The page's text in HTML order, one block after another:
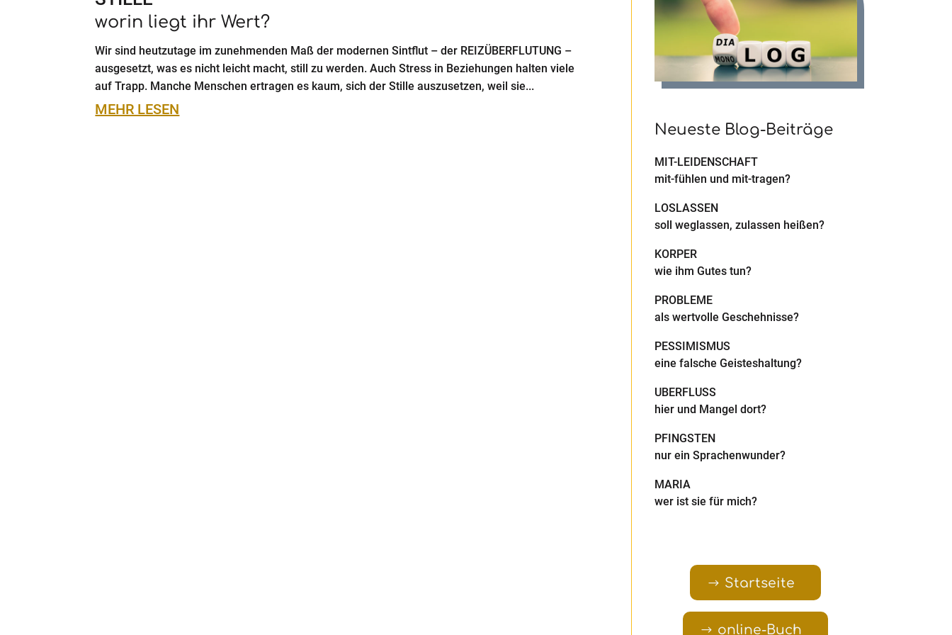
worin liegt ihr Wert?
Wir sind heutzutage im zunehmenden Maß der modernen Sintflut – der REIZÜBERFLUTUNG –
ausgesetzt, was es nicht leicht macht, still zu werden. Auch Stress in Beziehungen halten viele
auf Trapp. Manche Menschen ertragen es kaum, sich der Stille auszusetzen, weil sie...
MEHR LESEN
Neueste Blog-Beiträge
mit-fühlen und mit-tragen?
MIT-LEIDENSCHAFT
soll weglassen, zulassen heißen?
LOSLASSEN
wie ihm Gutes tun?
KÖRPER
als wertvolle Geschehnisse?
PROBLEME
eine falsche Geisteshaltung?
PESSIMISMUS
hier und Mangel dort?
ÜBERFLUSS
nur ein Sprachenwunder?
PFINGSTEN
wer ist sie für mich?
MARIA
Startseite
online-Buch